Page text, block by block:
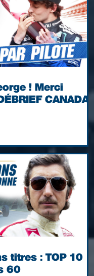
! Merci
CANADA
titres : TOP 10
60